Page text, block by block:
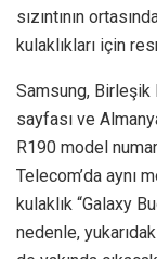
sızıntının
kulaklıkları için
Samsung, Birleşik
sayfası ve
R190 model
Telecom’da aynı
kulaklık “Galaxy
nedenle,